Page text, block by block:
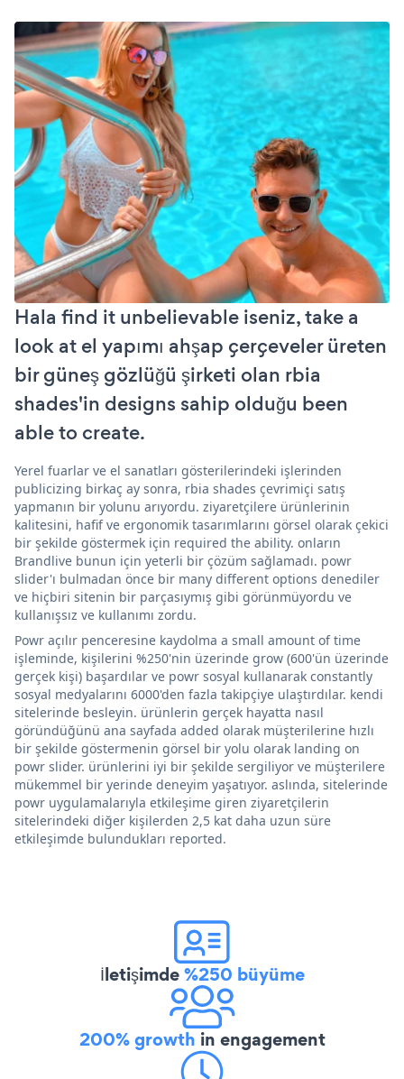
Hala find it unbelievable iseniz, take a
look at el yapımı ahşap çerçeveler üreten
bir güneş gözlüğü şirketi olan rbia
shades'in designs sahip olduğu been
able to create.
Yerel fuarlar ve el sanatları gösterilerindeki işlerinden
publicizing birkaç ay sonra, rbia shades çevrimiçi satış
yapmanın bir yolunu arıyordu. ziyaretçilere ürünlerinin
kalitesini, hafif ve ergonomik tasarımlarını görsel olarak çekici
bir şekilde göstermek için required the ability. onların
Brandlive bunun için yeterli bir çözüm sağlamadı. powr
slider'ı bulmadan önce bir many different options denediler
ve hiçbiri sitenin bir parçasıymış gibi görünmüyordu ve
kullanışsız ve kullanımı zordu.
Powr açılır penceresine kaydolma a small amount of time
işleminde, kişilerini %250'nin üzerinde grow (600'ün üzerinde
gerçek kişi) başardılar ve powr sosyal kullanarak constantly
sosyal medyalarını 6000'den fazla takipçiye ulaştırdılar. kendi
sitelerinde besleyin. ürünlerin gerçek hayatta nasıl
göründüğünü ana sayfada added olarak müşterilerine hızlı
bir şekilde göstermenin görsel bir yolu olarak landing on
powr slider. ürünlerini iyi bir şekilde sergiliyor ve müşterilere
mükemmel bir yerinde deneyim yaşatıyor. aslında, sitelerinde
powr uygulamalarıyla etkileşime giren ziyaretçilerin
sitelerindeki diğer kişilerden 2,5 kat daha uzun süre
etkileşimde bulundukları reported.
İletişimde%250 büyüme
200% growth in engagement